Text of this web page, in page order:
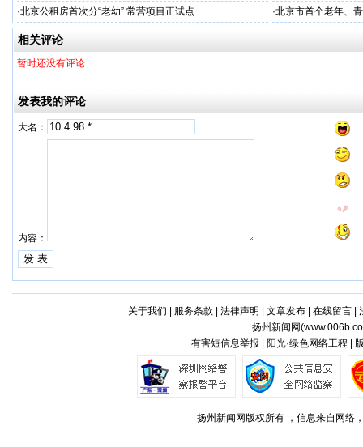
·北京公租房首次分“老幼” 常营项目正试点 ·北京市首个老年、
相关评论
暂时还没有评论
发表我的评论
大名：
内容：
关于我们 服务条款 法律声明 文章发布| 在线留言|
扬州新闻网(
有害短信息举报 | 阳光·绿色网络工程 |
扬州新闻网版权所有 ，信息来自网络